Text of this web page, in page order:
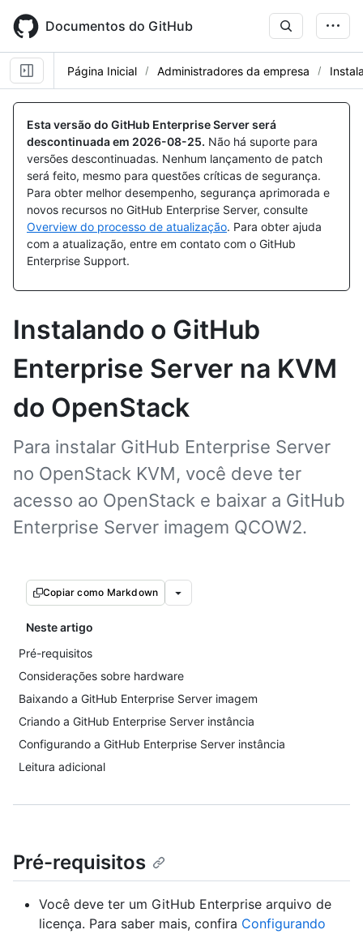
main
content
Documentos do GitHub
Página Inicial Administradores da empresa
Esta versão do GitHub Enterprise Server será
descontinuada em 2026-08-25. Não há suporte para
versões descontinuadas. Nenhum lançamento de patch
será feito, mesmo para questões críticas de segurança.
Para obter melhor desempenho, segurança aprimorada e
novos recursos no GitHub Enterprise Server, consulte
Overview do processo de atualização. Para obter ajuda
com a atualização, entre em contato com o GitHub
Enterprise Support.
Instalando o GitHub
Enterprise Server na KVM
do OpenStack
Para instalar GitHub Enterprise Server
no OpenStack KVM, você deve ter
acesso ao OpenStack e baixar a GitHub
Enterprise Server imagem QCOW2.
Copiar como Markdown
Neste artigo
Pré-requisitos
Considerações sobre hardware
Baixando a GitHub Enterprise Server imagem
Criando a GitHub Enterprise Server instância
Configurando a GitHub Enterprise Server instância
Leitura adicional
Pré-requisitos
Você deve ter um GitHub Enterprise arquivo de
licença. Para saber mais, confira Configurando